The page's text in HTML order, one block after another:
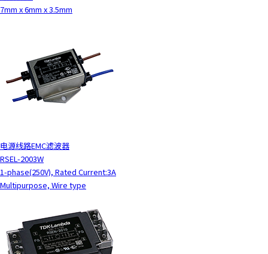
7mm x 6mm x 3.5mm
电源线路EMC滤波器
RSEL-2003W
1-phase(250V), Rated Current:3A
Multipurpose, Wire type